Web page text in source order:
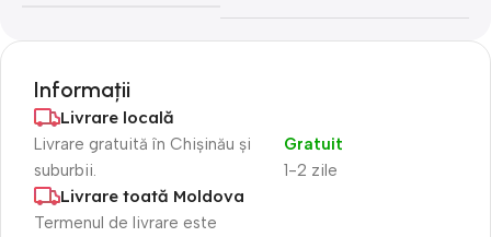
Informații
Livrare locală
Livrare gratuită în Chișinău și
suburbii.
1-2 zile
Gratuit
Livrare toată Moldova
Termenul de livrare este